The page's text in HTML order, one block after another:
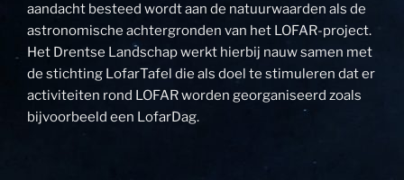
aandacht besteed wordt aan de natuurwaarden als de
astronomische achtergronden van het LOFAR-project.
Het Drentse Landschap werkt hierbij nauw samen met
de stichting LofarTafel die als doel te stimuleren dat er
activiteiten rond LOFAR worden georganiseerd zoals
bijvoorbeeld een LofarDag.